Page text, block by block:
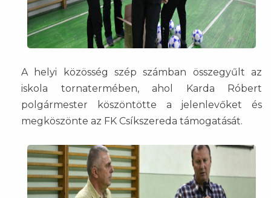
A helyi közösség szép számban összegyűlt az
iskola tornatermében, ahol Karda Róbert
polgármester köszöntötte a jelenlevőket és
megköszönte az FK Csíkszereda támogatását.